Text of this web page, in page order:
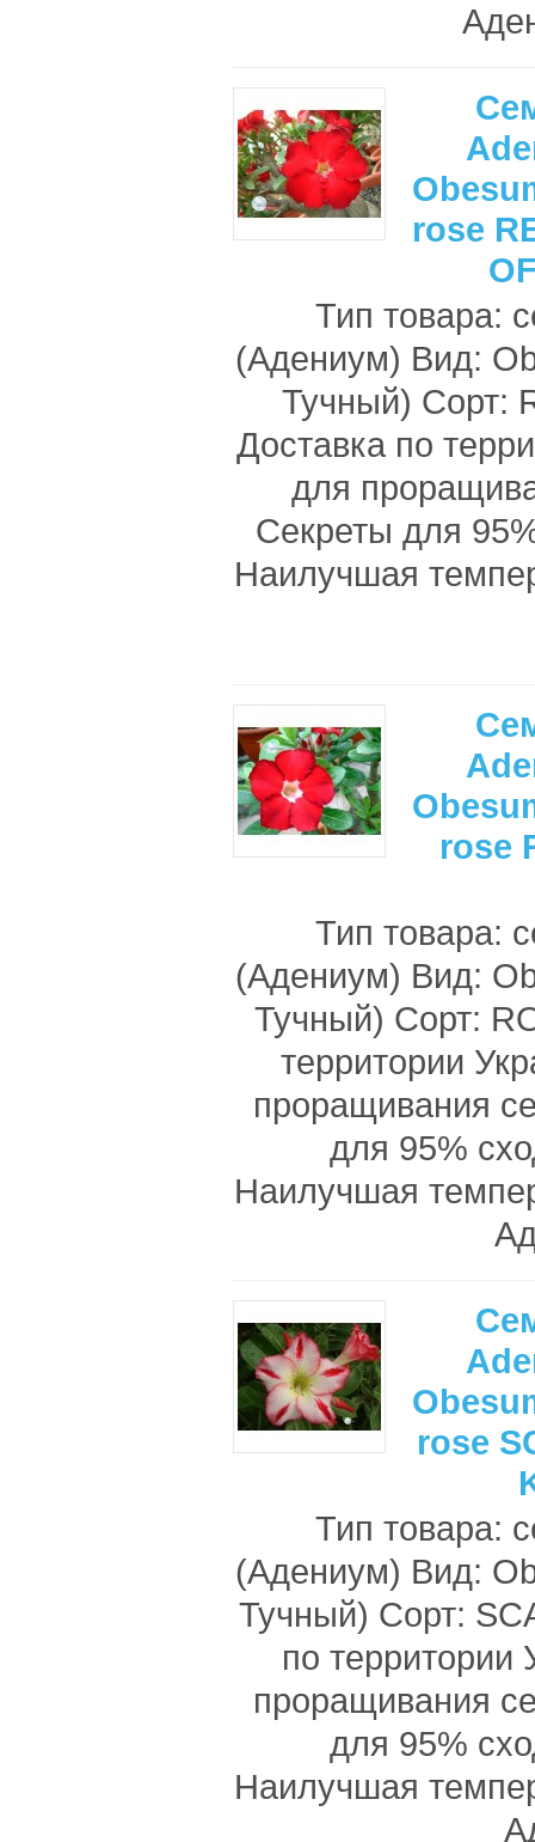
rose
Тип товара:
(Адениум) Вид:
Тучный) Сорт:
Доставка по
для
Секреты для
Наилучшая
rose
Тип товара:
(Адениум) Вид:
Тучный) Сорт:
территории
проращивания
для 95%
Наилучшая
rose
Тип товара:
(Адениум) Вид:
Тучный) Сорт:
по
проращивания
для 95%
Наилучшая